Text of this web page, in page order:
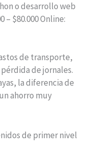
o desarrollo web
– $80.000 Online:
de transporte,
de jornales.
la diferencia de
ahorro muy
de primer nivel